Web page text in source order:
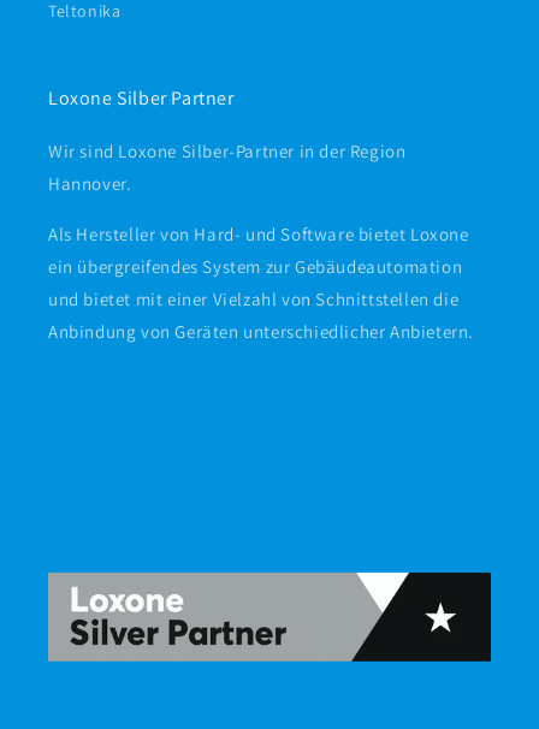
Teltonika
Loxone Silber Partner
Wir sind Loxone Silber-Partner in der Region
Hannover.
Als Hersteller von Hard- und Software bietet Loxone
ein übergreifendes System zur Gebäudeautomation
und bietet mit einer Vielzahl von Schnittstellen die
Anbindung von Geräten unterschiedlicher Anbietern.